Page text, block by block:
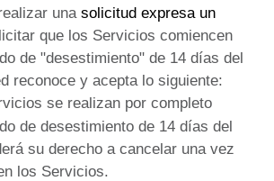
una solicitud expresa un
que los Servicios comiencen
de "desestimiento" de 14 días del
reconoce y acepta lo siguiente:
se realizan por completo
de desestimiento de 14 días del
su derecho a cancelar una vez
los Servicios.